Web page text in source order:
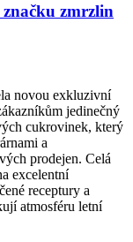
zmrzlin
novou exkluzivní
jedinečný
cukrovinek, který
a
prodejen. Celá
excelentní
receptury a
atmosféru letní